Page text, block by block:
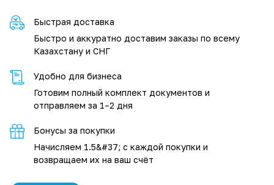
Быстрая доставка
Быстро и аккуратно доставим заказы по всему
Казахстану и СНГ
Удобно для бизнеса
Готовим полный комплект документов и
отправляем за 1–2 дня
Бонусы за покупки
Начисляем 1.5&#37; с каждой покупки и
возвращаем их на ваш счёт